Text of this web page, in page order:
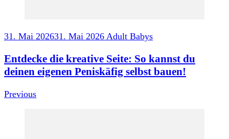
31. Mai 202631. Mai 2026 Adult Babys
Entdecke die kreative Seite: So kannst du
deinen eigenen Peniskäfig selbst bauen!
Previous